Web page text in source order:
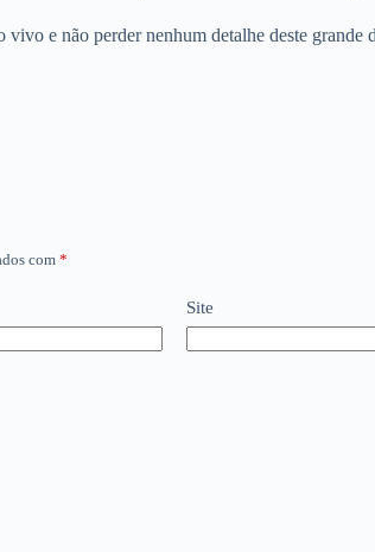
e não perder nenhum detalhe deste grande
com *
Site